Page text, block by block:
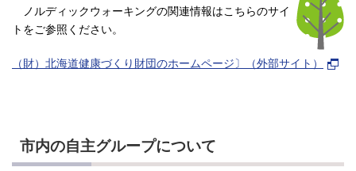
ノルディックウォーキングの関連情報はこちらのサイ
トをご参照ください。
（財）北海道健康づくり財団のホームページ〕（外部サイト）
市内の自主グループについて